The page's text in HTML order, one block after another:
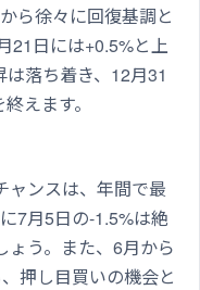
ら徐々に回復基調と
21日には+0.5%と上
落ち着き、12月31
えます。
ャンスは、年間で最
7月5日の-1.5%は絶
う。また、6月から
押し目買いの機会と